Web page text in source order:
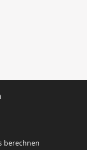
berechnen